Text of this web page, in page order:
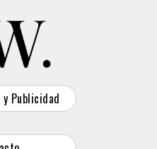
y Publicidad